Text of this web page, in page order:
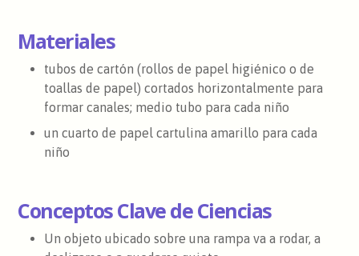
Materiales
tubos de cartón (rollos de papel higiénico o de
toallas de papel) cortados horizontalmente para
formar canales; medio tubo para cada niño
un cuarto de papel cartulina amarillo para cada
niño
Conceptos Clave de Ciencias
Un objeto ubicado sobre una rampa va a rodar, a